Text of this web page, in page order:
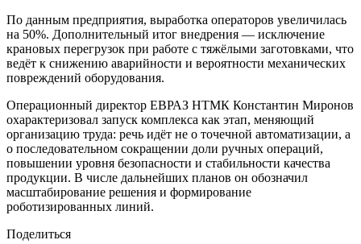
По данным предприятия, выработка операторов увеличилась
на 50%. Дополнительный итог внедрения — исключение
крановых перегрузок при работе с тяжёлыми заготовками, что
ведёт к снижению аварийности и вероятности механических
повреждений оборудования.
Операционный директор ЕВРАЗ НТМК Константин Миронов
охарактеризовал запуск комплекса как этап, меняющий
организацию труда: речь идёт не о точечной автоматизации, а
о последовательном сокращении доли ручных операций,
повышении уровня безопасности и стабильности качества
продукции. В числе дальнейших планов он обозначил
масштабирование решения и формирование
роботизированных линий.
Поделиться